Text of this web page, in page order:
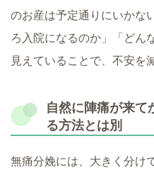
のお産は予定通りにいかな
ろ入院になるのか」「どん
見えていることで、不安を
自然に陣痛が来て
る方法とは別
無痛分娩には、大きく分け